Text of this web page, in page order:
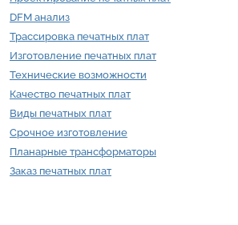
DFM анализ
Трассировка печатных плат
Изготовление печатных плат
Технические возможности
Качество печатных плат
Виды печатных плат
Срочное изготовление
Планарные трансформаторы
Заказ печатных плат